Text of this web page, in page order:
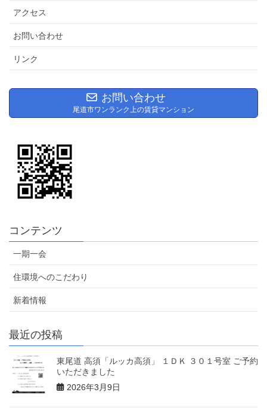
アクセス
お問い合わせ
リンク
お問い合わせ
尾道市ワンランク上の賃貸マンション
コンテンツ
一期一会
住環境へのこだわり
新着情報
最近の投稿
東尾道 高須「ルッカ高須」 １ＤＫ ３０１号室 ご予約
いただきました
2026年3月9日